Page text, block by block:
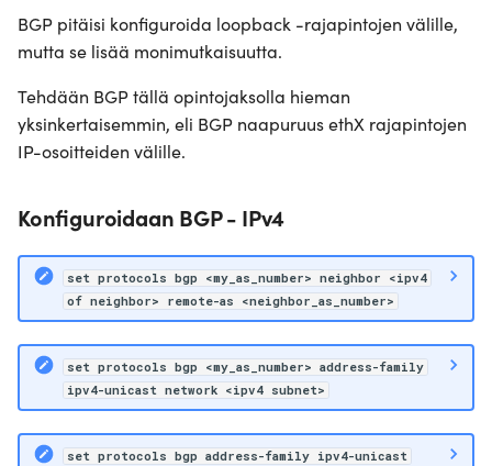
BGP pitäisi konfiguroida loopback -rajapintojen välille,
mutta se lisää monimutkaisuutta.
Tehdään BGP tällä opintojaksolla hieman
yksinkertaisemmin, eli BGP naapuruus ethX rajapintojen
IP-osoitteiden välille.
Konfiguroidaan BGP - IPv4
set protocols bgp <my_as_number> neighbor <ipv4
of neighbor> remote-as <neighbor_as_number>
set protocols bgp <my_as_number> address-family
ipv4-unicast network <ipv4 subnet>
set protocols bgp address-family ipv4-unicast